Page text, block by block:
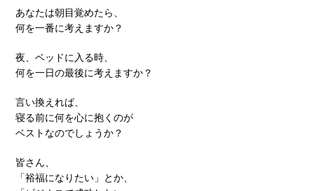
あなたは朝目覚めたら、
何を一番に考えますか？
夜、ベッドに入る時、
何を一日の最後に考えますか？
言い換えれば、
寝る前に何を心に抱くのが
ベストなのでしょうか？
皆さん、
「裕福になりたい」とか、